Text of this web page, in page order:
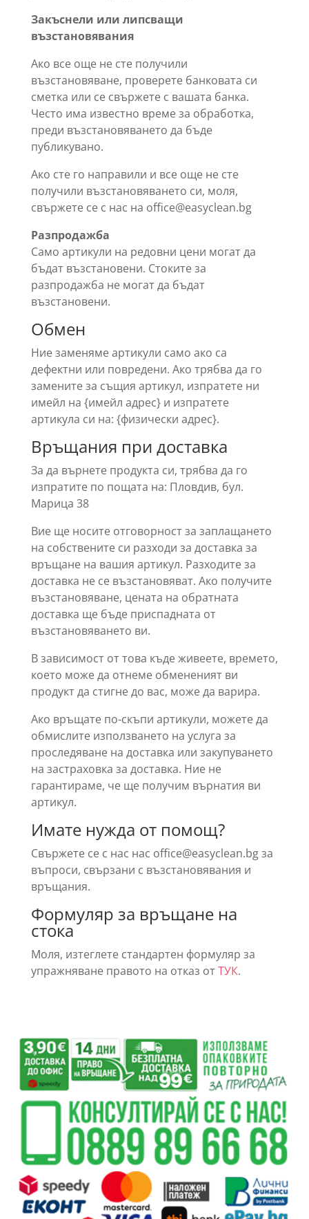
Закъснели или липсващи
възстановявания
Ако все още не сте получили
възстановяване, проверете банковата си
сметка или се свържете с вашата банка.
Често има известно време за обработка,
преди възстановяването да бъде
публикувано.
Ако сте го направили и все още не сте
получили възстановяването си, моля,
свържете се с нас на office@easyclean.bg
Разпродажба
Само артикули на редовни цени могат да
бъдат възстановени. Стоките за
разпродажба не могат да бъдат
възстановени.
Обмен
Ние заменяме артикули само ако са
дефектни или повредени. Ако трябва да го
замените за същия артикул, изпратете ни
имейл на {имейл адрес} и изпратете
артикула си на: {физически адрес}.
Връщания при доставка
За да върнете продукта си, трябва да го
изпратите по пощата на: Пловдив, бул.
Марица 38
Вие ще носите отговорност за заплащането
на собствените си разходи за доставка за
връщане на вашия артикул. Разходите за
доставка не се възстановяват. Ако получите
възстановяване, цената на обратната
доставка ще бъде приспадната от
възстановяването ви.
В зависимост от това къде живеете, времето,
което може да отнеме обмененият ви
продукт да стигне до вас, може да варира.
Ако връщате по-скъпи артикули, можете да
обмислите използването на услуга за
проследяване на доставка или закупуването
на застраховка за доставка. Ние не
гарантираме, че ще получим върнатия ви
артикул.
Имате нужда от помощ?
Свържете се с нас нас office@easyclean.bg за
въпроси, свързани с възстановявания и
връщания.
Формуляр за връщане на
стока
Моля, изтеглете стандартен формуляр за
упражняване правото на отказ отТУК.